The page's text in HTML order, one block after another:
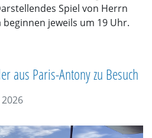
Spiel von Herrn
jeweils um 19 Uhr.
aus Paris-Antony zu Besuch